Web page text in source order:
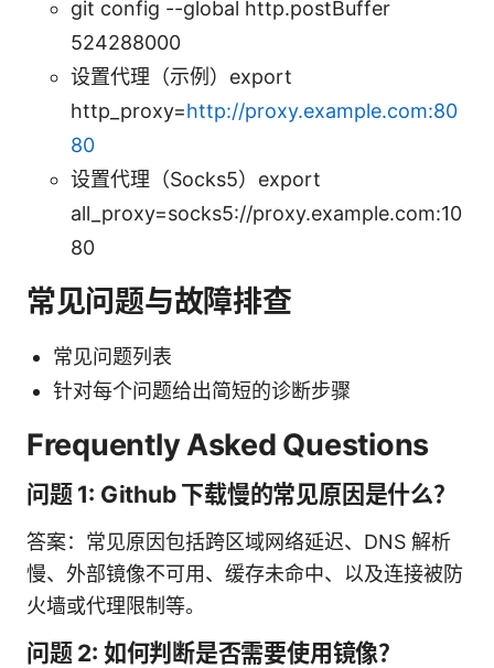
git config --global http.postBuffer
524288000
设置代理（示例）export
http_proxy=http://proxy.example.com:80
80
设置代理（Socks5）export
all_proxy=socks5://proxy.example.com:10
80
常见问题与故障排查
常见问题列表
针对每个问题给出简短的诊断步骤
Frequently Asked Questions
问题 1: Github 下载慢的常见原因是什么？
答案：常见原因包括跨区域网络延迟、DNS 解析
慢、外部镜像不可用、缓存未命中、以及连接被防
火墙或代理限制等。
问题 2: 如何判断是否需要使用镜像？